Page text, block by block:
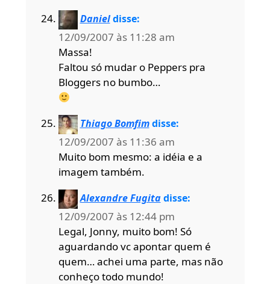
Daniel disse:
12/09/2007 às 11:28 am
Massa!
Faltou só mudar o Peppers pra
Bloggers no bumbo…
Thiago Bomfim disse:
12/09/2007 às 11:36 am
Muito bom mesmo: a idéia e a
imagem também.
Alexandre Fugita disse:
12/09/2007 às 12:44 pm
Legal, Jonny, muito bom! Só
aguardando vc apontar quem é
quem… achei uma parte, mas não
conheço todo mundo!